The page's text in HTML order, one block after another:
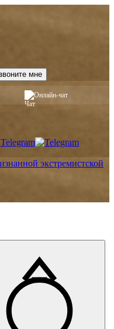
Онлайн-чат
Telegram